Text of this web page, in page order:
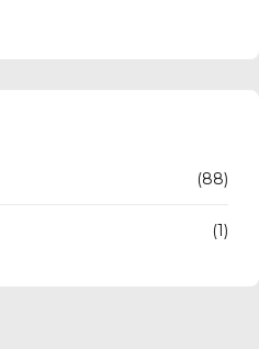
(88)
(1)